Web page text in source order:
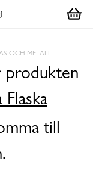
OCH METALL
produkten
till